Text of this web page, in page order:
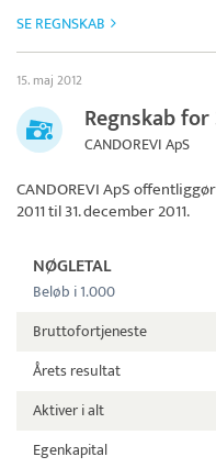
SE REGNSKAB
15. maj 2012
Regnskab
CANDOREVI ApS
CANDOREVI ApS
2011 til 31. december 2011.
NØGLETAL
Beløb i 1.000
Bruttofortjeneste
Årets resultat
Aktiver i alt
Egenkapital